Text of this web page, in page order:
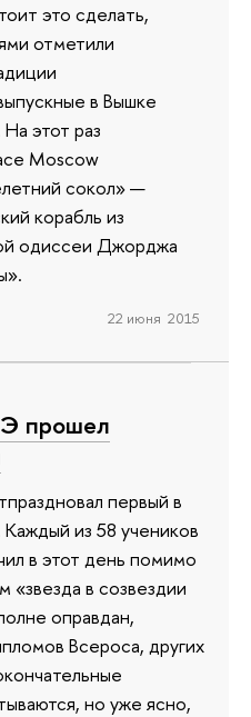
это сделать,
отметили
в Вышке
этот раз
Moscow
сокол» —
корабль из
одиссеи Джорджа
22 июня 2015
прошел
первый в
из 58 учеников
в этот день помимо
«звезда в созвездии
оправдан,
Всероса, других
но уже ясно,